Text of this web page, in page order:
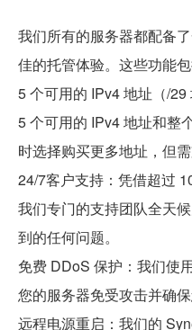
我们所有的服务器都配备
佳的托管体验。这些功能包
5 个可用的 IPv4 地址（/
5 个可用的 IPv4 地址和整
时选择购买更多地址，但需
24/7客户支持：凭借超过
我们专门的支持团队全天
到的任何问题。
免费 DDoS 保护：我们使
您的服务器免受攻击并确保
远程电源重启：我们的